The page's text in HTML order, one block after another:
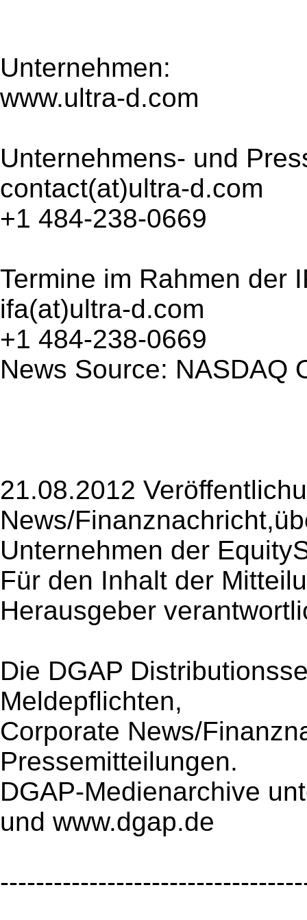
Unternehmen:
www.ultra-d.com
Unternehmens- und
contact(at)ultra-d.com
+1 484-238-0669
Termine im Rahmen der
ifa(at)ultra-d.com
+1 484-238-0669
News Source: NASDAQ
21.08.2012
News/
Unternehmen der
Für den Inhalt der
Herausgeber
Die DGAP
Meldepflichten,
Corporate News/
Pressemitteilungen.
DGAP-Medienarchive
und www.dgap.de